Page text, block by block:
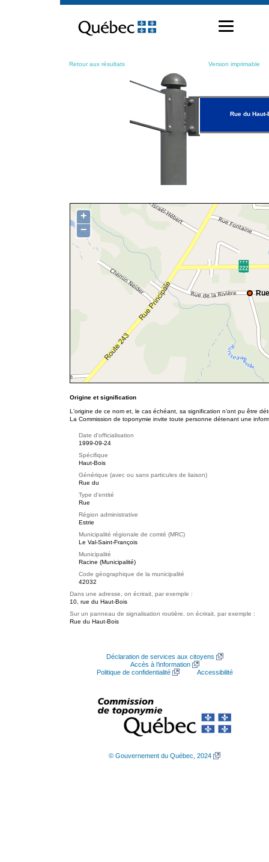
contenu
Retour aux résultats Version imprimable
Rue du
+
−
Origine et signification
L'origine de ce nom et, le cas échéant, sa signification n’ont pu être
La Commission de toponymie invite toute personne détenant une
Date d'officialisation
1999-09-24
Spécifique
Haut-Bois
Générique (avec ou sans particules de liaison)
Rue du
Type d'entité
Rue
Région administrative
Estrie
Municipalité régionale de comté (MRC)
Le Val-Saint-François
Municipalité
Racine (Municipalité)
Code géographique de la municipalité
42032
Dans une adresse, on écrirait, par exemple :
10, rue du Haut-Bois
Sur un panneau de signalisation routière, on écrirait, par exemple :
Rue du Haut-Bois
Déclaration de services aux citoyens
Accès à l’information
Politique de confidentialité
Accessibilité
© Gouvernement du Québec, 2024